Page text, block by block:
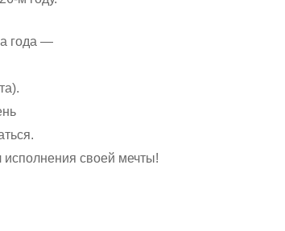
года —
исполнения своей мечты!